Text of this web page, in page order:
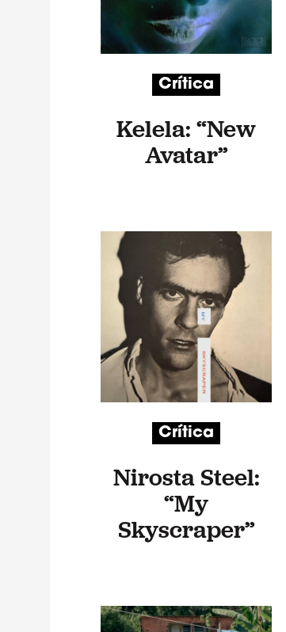
Crítica
Kelela: “New
Avatar”
Crítica
Nirosta Steel:
“My
Skyscraper”